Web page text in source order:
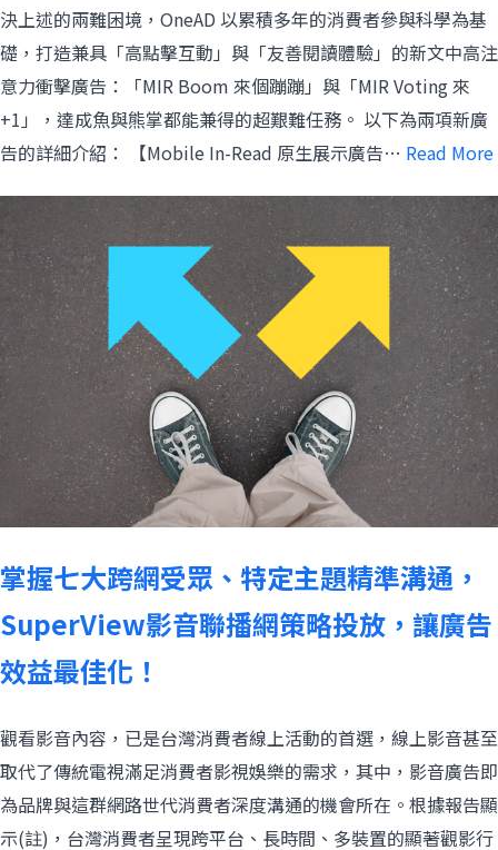
決上述的兩難困境，OneAD 以累積多年的消費者參與科學為基
礎，打造兼具「高點擊互動」與「友善閱讀體驗」的新文中高注
意力衝擊廣告：「MIR Boom 來個蹦蹦」與「MIR Voting 來
+1」，達成魚與熊掌都能兼得的超艱難任務。 以下為兩項新廣
告的詳細介紹： 【Mobile In-Read 原生展示廣告… Read More
掌握七大跨網受眾、特定主題精準溝通，
SuperView影音聯播網策略投放，讓廣告
效益最佳化！
觀看影音內容，已是台灣消費者線上活動的首選，線上影音甚至
取代了傳統電視滿足消費者影視娛樂的需求，其中，影音廣告即
為品牌與這群網路世代消費者深度溝通的機會所在。根據報告顯
示(註)，台灣消費者呈現跨平台、長時間、多裝置的顯著觀影行